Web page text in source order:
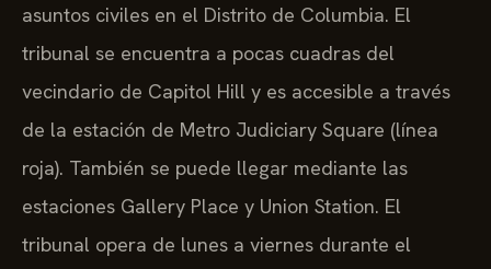
asuntos civiles en el Distrito de Columbia. El
tribunal se encuentra a pocas cuadras del
vecindario de Capitol Hill y es accesible a través
de la estación de Metro Judiciary Square (línea
roja). También se puede llegar mediante las
estaciones Gallery Place y Union Station. El
tribunal opera de lunes a viernes durante el